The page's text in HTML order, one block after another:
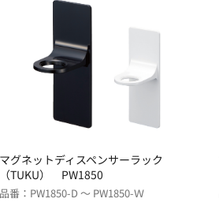
マグネットディスペンサーラック
（TUKU） PW1850
品番：PW1850-D ～ PW1850-Ｗ